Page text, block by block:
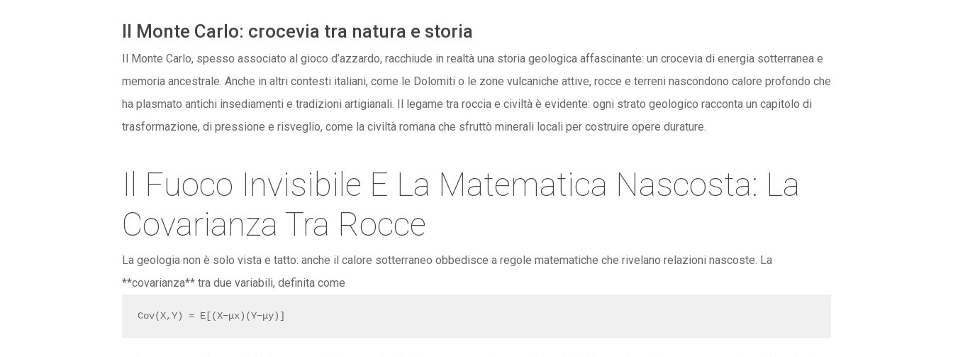
Il Monte Carlo: crocevia tra natura e storia
Il Monte Carlo, spesso associato al gioco d’azzardo, racchiude in realtà una storia geologica affascinante: un crocevia di energia sotterranea e
memoria ancestrale. Anche in altri contesti italiani, come le Dolomiti o le zone vulcaniche attive, rocce e terreni nascondono calore profondo che
ha plasmato antichi insediamenti e tradizioni artigianali. Il legame tra roccia e civiltà è evidente: ogni strato geologico racconta un capitolo di
trasformazione, di pressione e risveglio, come la civiltà romana che sfruttò minerali locali per costruire opere durature.
Il Fuoco Invisibile E La Matematica Nascosta: La
Covarianza Tra Rocce
La geologia non è solo vista e tatto: anche il calore sotterraneo obbedisce a regole matematiche che rivelano relazioni nascoste. La
**covarianza** tra due variabili, definita come
Cov(X,Y) = E[(X−μx)(Y−μy)]